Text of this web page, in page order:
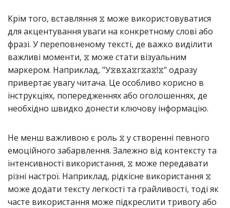
Крім того, вставляння ⧖ може використовуватися
для акцентування уваги на конкретному слові або
фразі. У переповненому тексті, де важко виділити
важливі моменти, ⧖ може стати візуальним
маркером. Наприклад, "У⧖в⧖а⧖г⧖а⧖!⧖" одразу
привертає увагу читача. Це особливо корисно в
інструкціях, попередженнях або оголошеннях, де
необхідно швидко донести ключову інформацію.
Не менш важливою є роль ⧖ у створенні певного
емоційного забарвлення. Залежно від контексту та
інтенсивності використання, ⧖ може передавати
різні настрої. Наприклад, рідкісне використання ⧖
може додати тексту легкості та грайливості, тоді як
часте використання може підкреслити тривогу або